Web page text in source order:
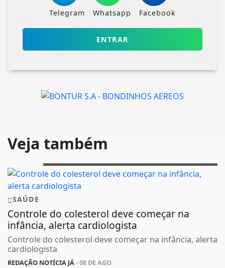
Telegram Whatsapp Facebook
ENTRAR
Veja também
SAÚDE
Controle do colesterol deve começar na
infância, alerta cardiologista
Controle do colesterol deve começar na infância, alerta
cardiologista
REDAÇÃO NOTÍCIA JÁ- 08 DE AGO